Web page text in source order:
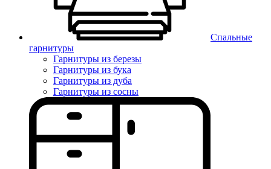
Спальные
гарнитуры
Гарнитуры из березы
Гарнитуры из бука
Гарнитуры из дуба
Гарнитуры из сосны